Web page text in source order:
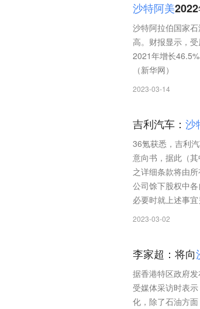
沙特阿美
沙特阿拉伯国家
高。财报显示，
2021年增长
（新华网）
2023-03-14
吉利汽车： 沙
36氪获悉，吉利
意向书，据此（其
之详细条款将由
公司馀下股权中
必要时就上述事宜
2023-03-02
李家超：将向
据香港特区政府
受媒体采访时表
化，除了石油方